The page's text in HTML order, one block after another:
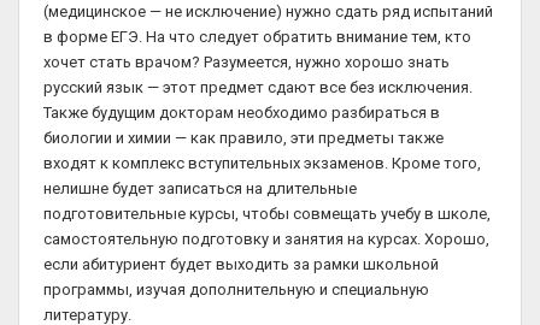
(медицинское — не исключение) нужно сдать ряд испытаний
в форме ЕГЭ. На что следует обратить внимание тем, кто
хочет стать врачом? Разумеется, нужно хорошо знать
русский язык — этот предмет сдают все без исключения.
Также будущим докторам необходимо разбираться в
биологии и химии — как правило, эти предметы также
входят к комплекс вступительных экзаменов. Кроме того,
нелишне будет записаться на длительные
подготовительные курсы, чтобы совмещать учебу в школе,
самостоятельную подготовку и занятия на курсах. Хорошо,
если абитуриент будет выходить за рамки школьной
программы, изучая дополнительную и специальную
литературу.